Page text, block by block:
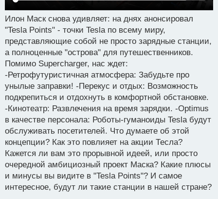
Илон Маск снова удивляет: на днях анонсировал
"Tesla Points" - точки Tesla по всему миру,
представляющие собой не просто зарядные станции,
а полноценные "острова" для путешественников.
Помимо Supercharger, нас ждет:
-Ретрофутуристичная атмосфера: Забудьте про
унылые заправки! -Перекус и отдых: Возможность
подкрепиться и отдохнуть в комфортной обстановке.
-Кинотеатр: Развлечения на время зарядки. -Optimus
в качестве персонала: Роботы-гуманоиды Tesla будут
обслуживать посетителей. Что думаете об этой
концепции? Как это повлияет на акции Тесла?
Кажется ли вам это прорывной идеей, или просто
очередной амбициозный проект Маска? Какие плюсы
и минусы вы видите в "Tesla Points"? И самое
интересное, будут ли такие станции в нашей стране?